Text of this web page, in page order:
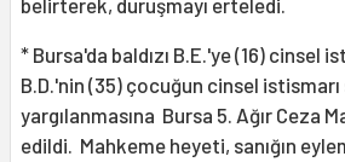
belirterek, duruşmayı erteledi.
* Bursa'da baldızı B.E.'ye (16) cinsel
B.D.'nin (35) çocuğun cinsel
yargılanmasına Bursa 5. Ağır Ceza
edildi. Mahkeme heyeti, sanığın